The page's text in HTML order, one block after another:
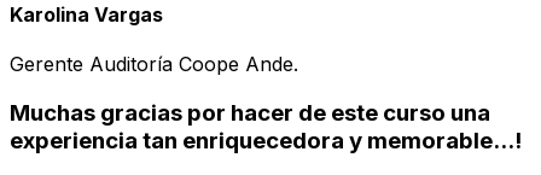
Karolina Vargas
Gerente Auditoría Coope Ande.
Muchas gracias por hacer de este curso una
experiencia tan enriquecedora y memorable...!